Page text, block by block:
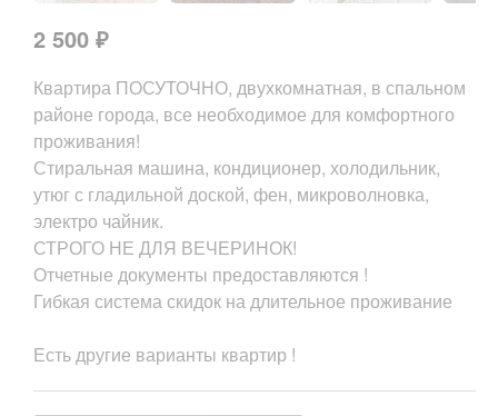
2 500 ₽
Квартира ПОСУТОЧНО, двухкомнатная, в спальном
районе города, все необходимое для комфортного
проживания!
Стиральная машина, кондиционер, холодильник,
утюг с гладильной доской, фен, микроволновка,
электро чайник.
СТРОГО НЕ ДЛЯ ВЕЧЕРИНОК!
Отчетные документы предоставляются !
Гибкая система скидок на длительное проживание
Есть другие варианты квартир !